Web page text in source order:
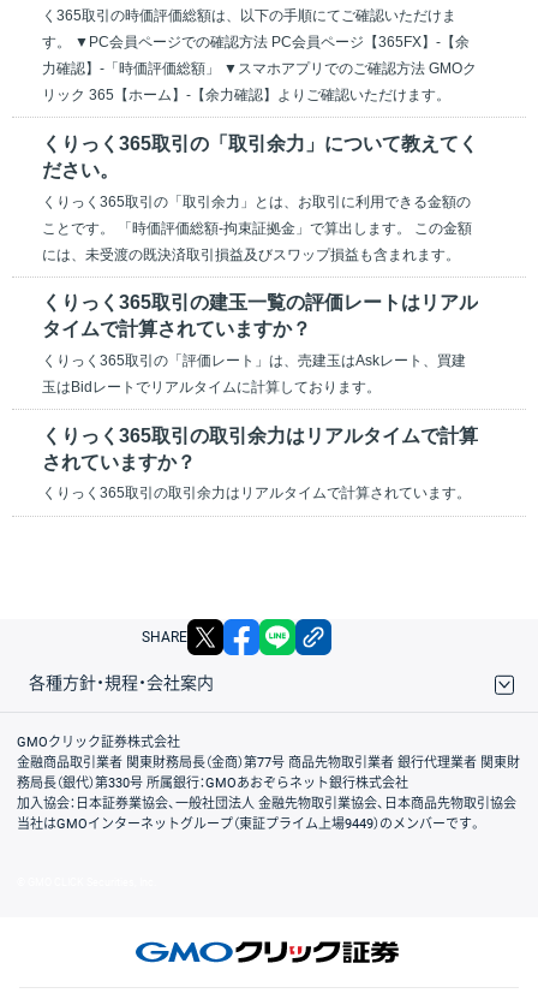
く365取引の時価評価総額は、以下の手順にてご確認いただけま
す。 ▼PC会員ページでの確認方法 PC会員ページ【365FX】-【余
力確認】-「時価評価総額」 ▼スマホアプリでのご確認方法 GMOク
リック 365【ホーム】-【余力確認】よりご確認いただけます。
くりっく365取引の「取引余力」について教えてく
ださい。
くりっく365取引の「取引余力」とは、お取引に利用できる金額の
ことです。 「時価評価総額-拘束証拠金」で算出します。 この金額
には、未受渡の既決済取引損益及びスワップ損益も含まれます。
くりっく365取引の建玉一覧の評価レートはリアル
タイムで計算されていますか？
くりっく365取引の「評価レート」は、売建玉はAskレート、買建
玉はBidレートでリアルタイムに計算しております。
くりっく365取引の取引余力はリアルタイムで計算
されていますか？
くりっく365取引の取引余力はリアルタイムで計算されています。
SHARE X facebook
各種方針・規程・会社案内
取引規程・約款
サイトマップ
その他のご案内
個人情報保護方針
最良執行方針
サイトのご利用について
ディスクレイマー
信託保全
リスク説明
会社案内
GMOクリック証券株式会社
金融商品取引業者 関東財務局長（金商）第77号 商品先物取引業者 銀行代理業者 関東財
務局長（銀代）第330号 所属銀行：GMOあおぞらネット銀行株式会社
加入協会：日本証券業協会、一般社団法人 金融先物取引業協会、日本商品先物取引協会
当社はGMOインターネットグループ（東証プライム上場9449）のメンバーです。